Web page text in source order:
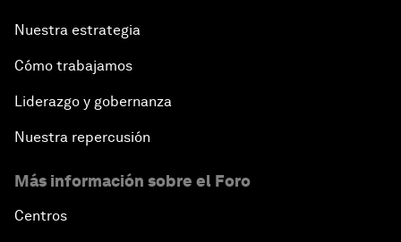
Nuestra estrategia
Cómo trabajamos
Liderazgo y gobernanza
Nuestra repercusión
Más información sobre el Foro
Centros